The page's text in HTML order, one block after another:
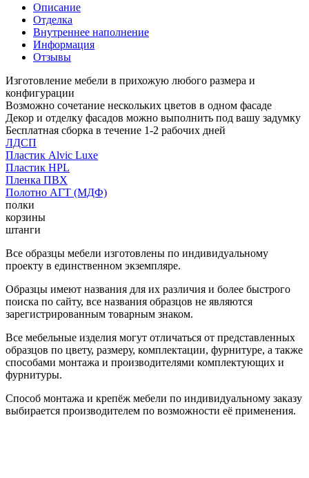
Описание
Отделка
Внутреннее наполнение
Информация
Отзывы
Изготовление мебели в прихожую любого размера и
конфигурации
Возможно сочетание нескольких цветов в одном фасаде
Декор и отделку фасадов можно выполнить под вашу задумку
Бесплатная сборка в течение 1-2 рабочих дней
ЛДСП
Пластик Alvic Luxe
Пластик HPL
Пленка ПВХ
Полотно АГТ (МДФ)
полки
корзины
штанги
Все образцы мебели изготовлены по индивидуальному
проекту в единственном экземпляре.
Образцы имеют названия для их различия и более быстрого
поиска по сайту, все названия образцов не являются
зарегистрированным товарным знаком.
Все мебельные изделия могут отличаться от представленных
образцов по цвету, размеру, комплектации, фурнитуре, а также
способами монтажа и производителями комплектующих и
фурнитуры.
Способ монтажа и крепёж мебели по индивидуальному заказу
выбирается производителем по возможности её применения.